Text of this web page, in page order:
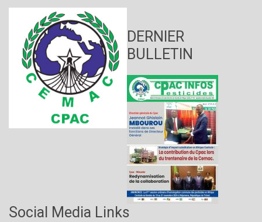
DERNIER
BULLETIN
Social Media Links